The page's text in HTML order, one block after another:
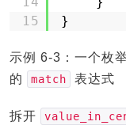
15
}
示例 6-3：一个枚
的
match 表达式
拆开